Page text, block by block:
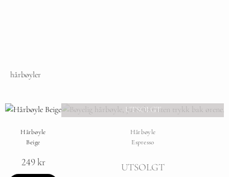
hårbøyler
Hårbøyle
Beige
249kr
UTSOLGT
Hårbøyle
Espresso
UTSOLGT